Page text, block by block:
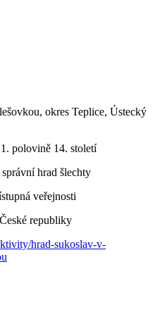
okres Teplice, Ústecký
polovině 14. století
hrad šlechty
veřejnosti
republiky
hrad-sukoslav-v-